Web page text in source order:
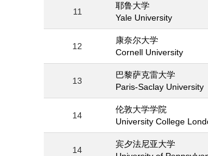
11
耶鲁大学
Yale University
12
康奈尔大学
Cornell University
13
巴黎萨克雷大学
Paris-Saclay University
14
伦敦大学学院
University College
14
宾夕法尼亚大学